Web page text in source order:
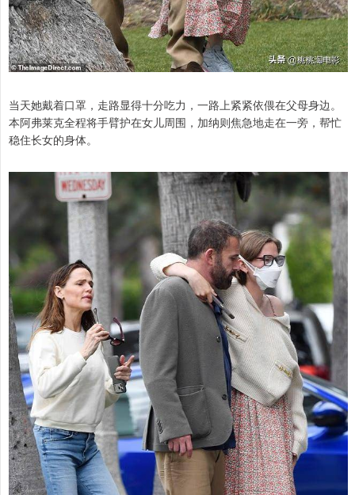
当天她戴着口罩，走路显得十分吃力，一路上紧紧依偎在父母身边。
本阿弗莱克全程将手臂护在女儿周围，加纳则焦急地走在一旁，帮忙
稳住长女的身体。